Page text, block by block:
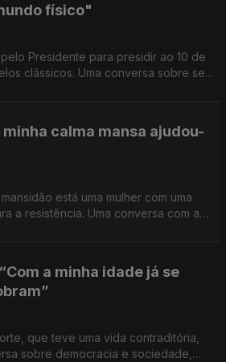
físico"
Presidente para presidir ao 10 de
clássicos. Uma conversa sobre ser
calma mansa ajudou-
está uma mulher com uma
a resistência. Uma conversa com a
a minha idade já se
que teve uma vida contraditória,
sobre democracia e sociedade,